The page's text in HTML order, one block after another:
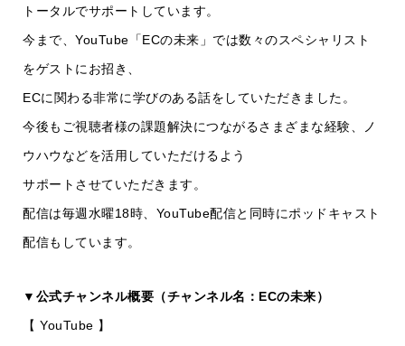
トータルでサポートしています。
今まで、YouTube「ECの未来」では数々のスペシャリスト
をゲストにお招き、
ECに関わる非常に学びのある話をしていただきました。
今後もご視聴者様の課題解決につながるさまざまな経験、ノ
ウハウなどを活用していただけるよう
サポートさせていただきます。
配信は毎週水曜18時、YouTube配信と同時にポッドキャスト
配信もしています。
▼公式チャンネル概要（チャンネル名：ECの未来）
【 YouTube 】